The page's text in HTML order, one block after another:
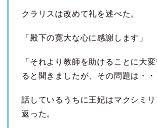
クラリスは改めて礼を述べた。
「殿下の寛大な心に感謝します」
「それより教師を助けることに大
ると聞きましたが、その問題は・・
話しているうちに王妃はマクシミリ
返った。